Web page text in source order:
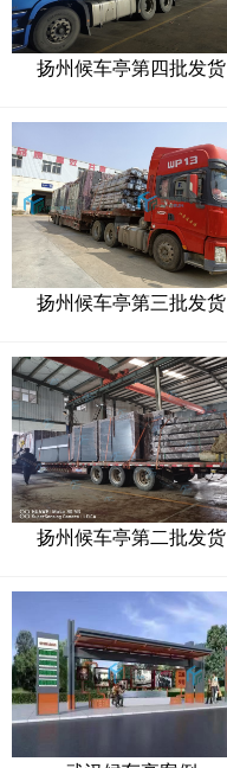
扬州候车亭第四批发货
扬州候车亭第三批发货
扬州候车亭第二批发货
武汉候车亭案例